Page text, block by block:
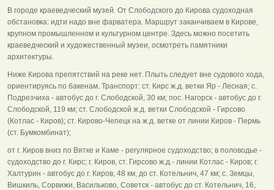
В городе краеведческий музей. От Слободского до Кирова судоходная
обстановка: идти надо вне фарватера. Маршрут заканчиваем в Кирове,
крупном промышленном и культурном центре. Здесь можно посетить
краеведческий и художественный музеи, осмотреть памятники
архитектуры.
Ниже Кирова препятствий на реке нет. Плыть следует вне судового хода,
ориентируясь по бакенам. Транспорт: ст. Кирс ж.д. ветки Яр - Лесная; с.
Подрезчиха - автобус до г. Слободской, 30 км; пос. Нагорск - автобус до г.
Слободской, 119 км; ст. Слободской ж.д. ветки Слободской - Гирсово
(Котлас - Киров); ст. Кирово-Чепецк на ж.д. ветке от линии Киров - Пермь
(ст. Бумкомбинат);
от г. Киров вниз по Вятке и Каме - регулярное судоходство; в половодье -
судоходство до г. Кирс; г. Киров, ст. Гирсово ж.д.- линии Котлас - Киров; г.
Халтурин - автобус до г. Киров, 48 км, до ст. Котельнич, 47 км; с. Земцы,
Вишкиль, Сорвижи, Васильково, Советск - автобус до ст. Котельнич, 16,